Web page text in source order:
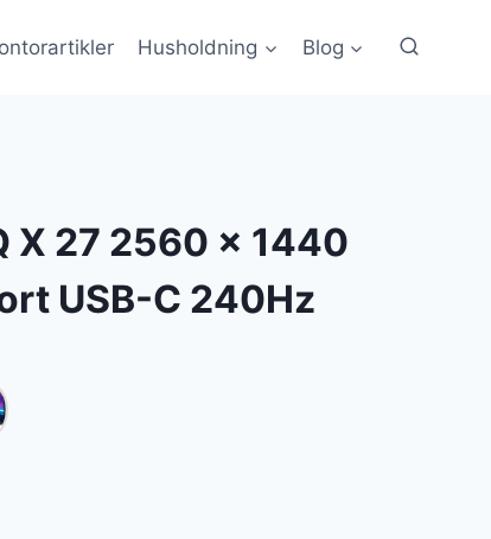
Husholdning Blog
X 27 2560 x 1440
USB-C 240Hz